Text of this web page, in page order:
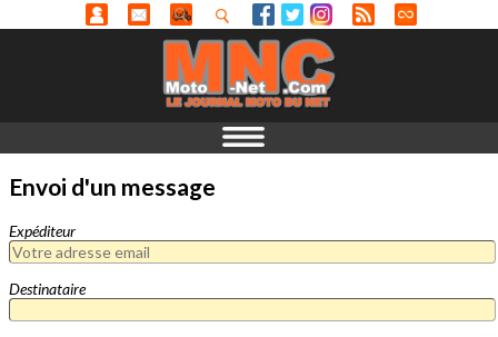
Envoi d'un message
Expéditeur
Destinataire